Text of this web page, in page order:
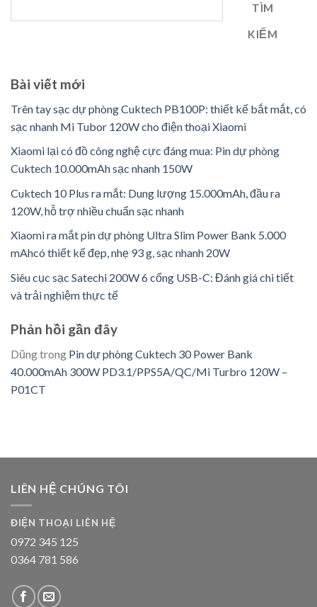
TÌM
KIẾM
Bài viết mới
Trên tay sạc dự phòng Cuktech PB100P: thiết kế bắt mắt, có
sạc nhanh Mi Tubor 120W cho điện thoại Xiaomi
Xiaomi lại có đồ công nghệ cực đáng mua: Pin dự phòng
Cuktech 10.000mAh sạc nhanh 150W
Cuktech 10 Plus ra mắt: Dung lượng 15.000mAh, đầu ra
120W, hỗ trợ nhiều chuẩn sạc nhanh
Xiaomi ra mắt pin dự phòng Ultra Slim Power Bank 5.000
mAhcó thiết kế đẹp, nhẹ 93 g, sạc nhanh 20W
Siêu cục sạc Satechi 200W 6 cổng USB-C: Đánh giá chi tiết
và trải nghiệm thực tế
Phản hồi gần đây
Dũngtrong Pin dự phòng Cuktech 30 Power Bank
40.000mAh 300W PD3.1/PPS5A/QC/Mi Turbro 120W –
P01CT
LIÊN HỆ CHÚNG TÔI
ĐIỆN THOẠI LIÊN HỆ
0972 345 125
0364 781 586